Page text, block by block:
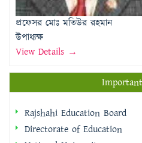
View Details →
Rajshahi Education Board
Directorate of Education
Rajshahi University
National Web Portal